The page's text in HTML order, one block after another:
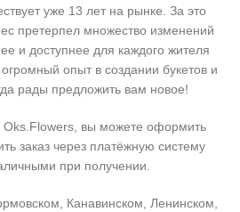
уже 13 лет на рынке. За это
претерпел множество изменений
и доступнее для каждого жителя
опыт в создании букетов и
рады предложить вам новое!
Oks.Flowers, вы можете оформить
заказ через платёжную систему
при получении.
Канавинском, Ленинском,